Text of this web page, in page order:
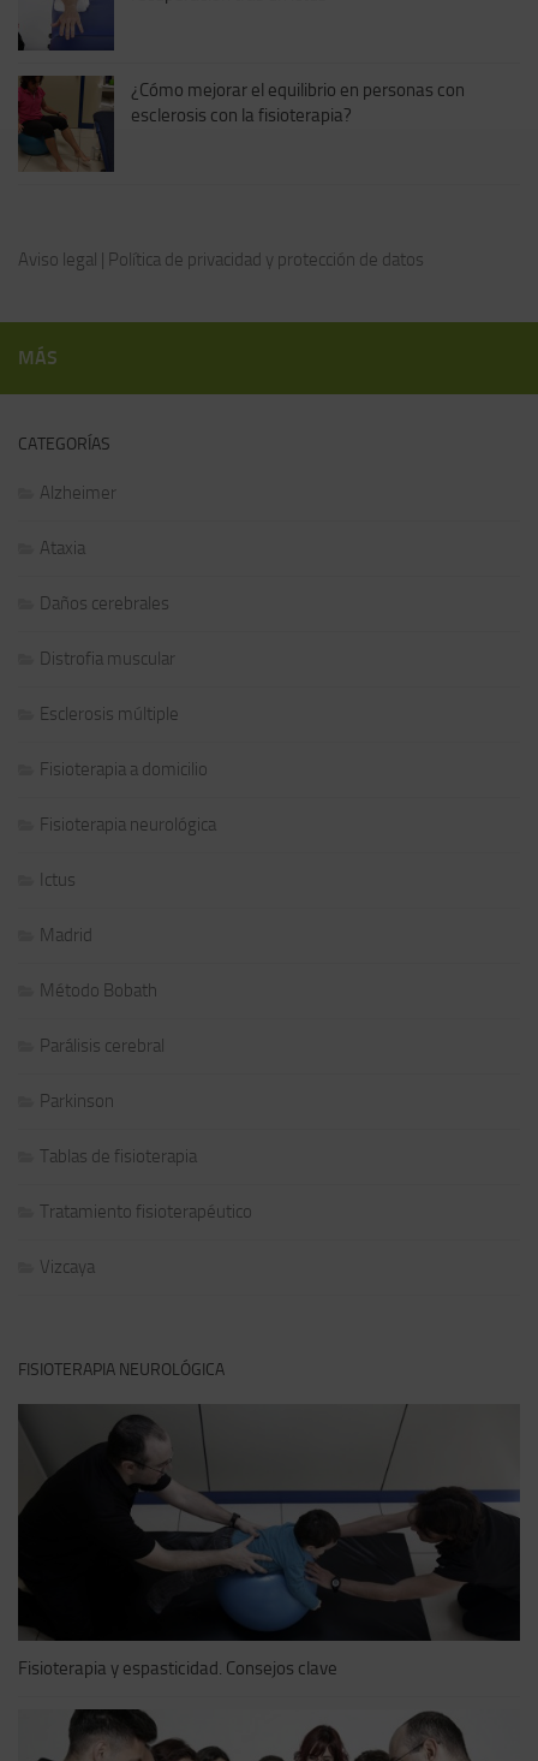
¿Cómo mejorar el equilibrio en personas con
esclerosis con la fisioterapia?
Aviso legal | Política de privacidad y protección de datos
MÁS
CATEGORÍAS
Alzheimer
Ataxia
Daños cerebrales
Distrofia muscular
Esclerosis múltiple
Fisioterapia a domicilio
Fisioterapia neurológica
Ictus
Madrid
Método Bobath
Parálisis cerebral
Parkinson
Tablas de fisioterapia
Tratamiento fisioterapéutico
Vizcaya
FISIOTERAPIA NEUROLÓGICA
Fisioterapia y espasticidad. Consejos clave